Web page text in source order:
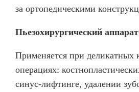
за ортопедическими
Пьезохирургический аппарат
Применяется при деликатных
операциях:
синус-лифтинге, удалении